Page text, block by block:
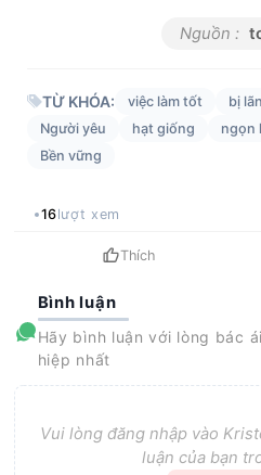
Nguồn :
TỪ KHÓA: việc làm tốt bị
Người yêu
hạt giống ngọn
Bền vững
16lượt xem
Thích
Bình luận
Hãy bình luận với lòng bác
hiệp nhất
Vui lòng đăng nhập vào
luận của bạn